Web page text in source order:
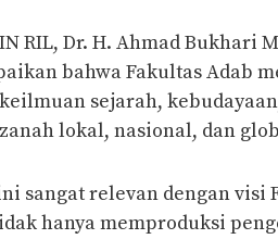
RIL, Dr. H. Ahmad Bukhari
bahwa Fakultas Adab
sejarah,
lokal, nasional, dan
sangat relevan dengan visi
hanya memproduksi